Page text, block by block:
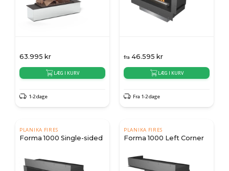
63.995 kr
LÆG I KURV
1-2 dage
fra 46.595 kr
LÆG I KURV
Fra 1-2 dage
PLANIKA FIRES
Forma 1000 Single-sided
PLANIKA FIRES
Forma 1000 Left Corner